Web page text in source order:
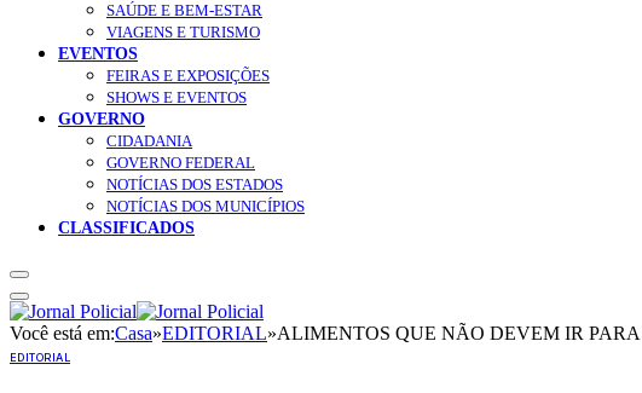
SAÚDE E BEM-ESTAR
VIAGENS E TURISMO
EVENTOS
FEIRAS E EXPOSIÇÕES
SHOWS E EVENTOS
GOVERNO
CIDADANIA
GOVERNO FEDERAL
NOTÍCIAS DOS ESTADOS
NOTÍCIAS DOS MUNICÍPIOS
CLASSIFICADOS
Você está em:Casa»EDITORIAL»ALIMENTOS QUE NÃO DEVEM IR
EDITORIAL